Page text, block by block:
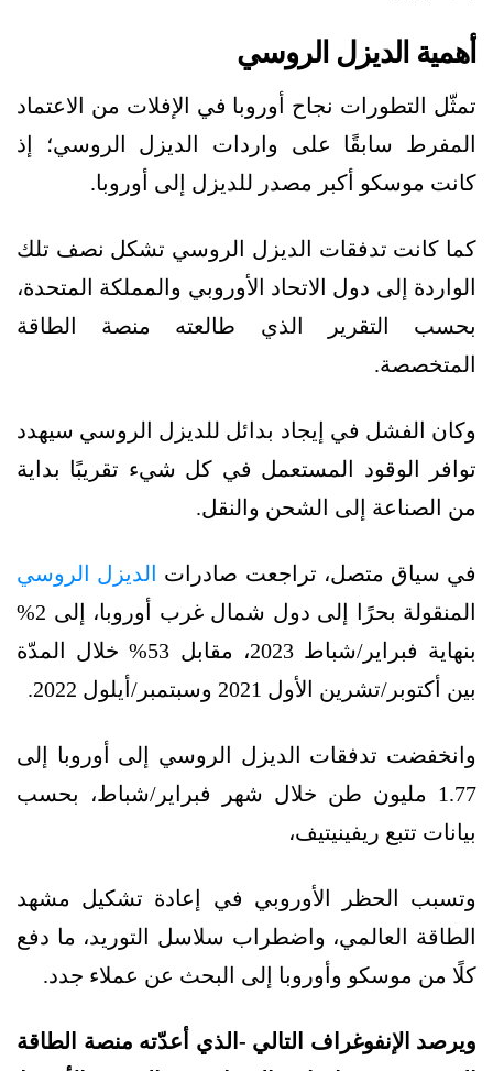
أهمية الديزل الروسي
تمثّل التطورات نجاح أوروبا في الإفلات من الاعتماد
المفرط سابقًا على واردات الديزل الروسي؛ إذ
كانت موسكو أكبر مصدر للديزل إلى أوروبا.
كما كانت تدفقات الديزل الروسي تشكل نصف تلك
الواردة إلى دول الاتحاد الأوروبي والمملكة المتحدة،
بحسب التقرير الذي طالعته منصة الطاقة
المتخصصة.
وكان الفشل في إيجاد بدائل للديزل الروسي سيهدد
توافر الوقود المستعمل في كل شيء تقريبًا بداية
من الصناعة إلى الشحن والنقل.
في سياق متصل، تراجعت صادرات
الديزل الروسي
المنقولة بحرًا إلى دول شمال غرب أوروبا، إلى 2%
بنهاية فبراير/شباط 2023، مقابل 53% خلال المدّة
بين أكتوبر/تشرين الأول 2021 وسبتمبر/أيلول 2022.
وانخفضت تدفقات الديزل الروسي إلى أوروبا إلى
1.77 مليون طن خلال شهر فبراير/شباط، بحسب
بيانات تتبع ريفينيتيف،
وتسبب الحظر الأوروبي في إعادة تشكيل مشهد
الطاقة العالمي، واضطراب سلاسل التوريد، ما دفع
كلً من موسكو وأوروبا إلى البحث عن عملاء جدد.
ويرصد الإنفوغراف التالي -الذي أعدّته منصة الطاقة